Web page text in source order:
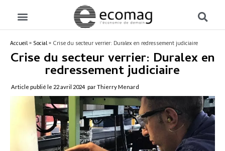
Accueil» Social» Crise du secteur verrier: Duralex en redressement judiciaire
Crise du secteur verrier: Duralex en
redressement judiciaire
Article publié le 22 avril 2024 par Thierry Menard